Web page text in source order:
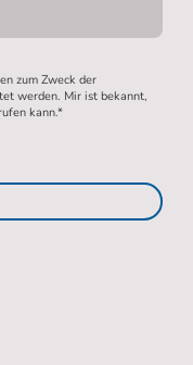
zum Zweck der
werden. Mir ist bekannt,
kann.*